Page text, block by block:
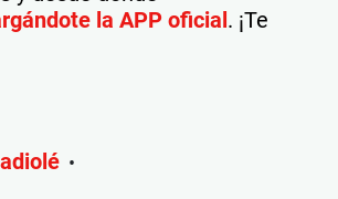
la APP oficial. ¡Te
•